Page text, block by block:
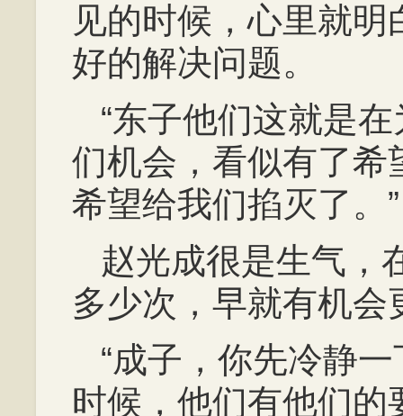
见的时候，心里就
好的解决问题。
“东子他们这就是
们机会，看似有了希
希望给我们掐灭了。”
赵光成很是生气，
多少次，早就有机会
“成子，你先冷静
时候，他们有他们